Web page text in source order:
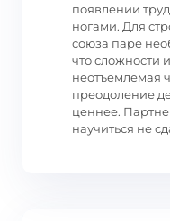
появлении
ногами. Для
союза паре
что сложности
неотъемлемая
преодоление
ценнее.
научиться не